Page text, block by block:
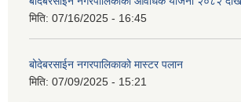
मिति: 07/16/2025 - 16:45
बोदेबरसाईन नगरपालिकाको मास्टर पलान
मिति: 07/09/2025 - 15:21